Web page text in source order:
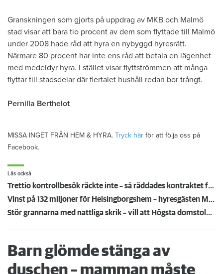
Granskningen som gjorts på uppdrag av MKB och Malmö
stad visar att bara tio procent av dem som flyttade till Malmö
under 2008 hade råd att hyra en nybyggd hyresrätt.
Närmare 80 procent har inte ens råd att betala en lägenhet
med medeldyr hyra. I stället visar flyttströmmen att många
flyttar till stadsdelar där flertalet hushåll redan bor trångt.
Pernilla Berthelot
MISSA INGET FRÅN HEM & HYRA. Tryck här för att följa oss på
Facebook.
Läs också
Trettio kontrollbesök räckte inte – så räddades kontraktet för uppsagd hyresgäst
Vinst på 132 miljoner för Helsingborgshem – hyresgästen Marianne önskar återhållsamhet
Stör grannarna med nattliga skrik – vill att Högsta domstolen stoppar vräkningen
Barn glömde stänga av
duschen – mamman måste